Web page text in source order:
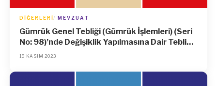
DIĞERLERI MEVZUAT
Gümrük Genel Tebliği (Gümrük İşlemleri) (Seri
No: 98)’nde Değişiklik Yapılmasına Dair Tebliğ
(Gümrük İşlemleri) (Seri No: 196)
19 KASIM 2023